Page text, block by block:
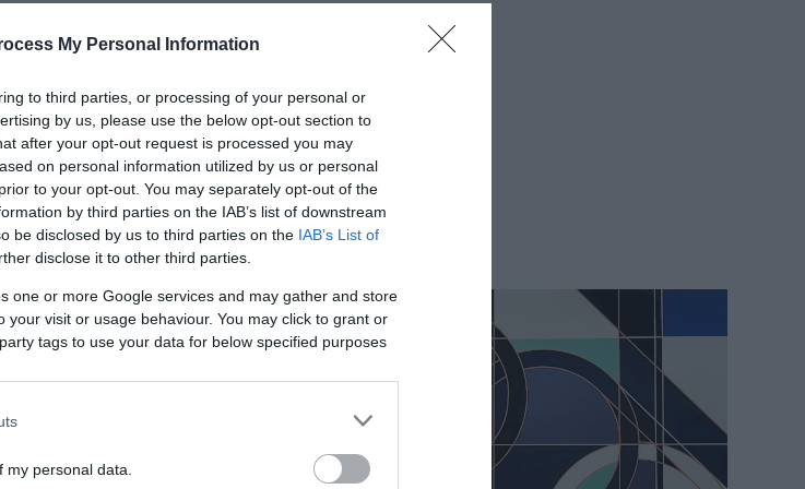
My Personal Information
to third parties, or processing of your personal or
by us, please use the below opt-out section to
after your opt-out request is processed you may
on personal information utilized by us or personal
to your opt-out. You may separately opt-out of the
by third parties on the IAB’s list of downstream
be disclosed by us to third parties on the IAB’s List of
disclose it to other third parties.
one or more Google services and may gather and store
your visit or usage behaviour. You may click to grant or
tags to use your data for below specified purposes
personal data.